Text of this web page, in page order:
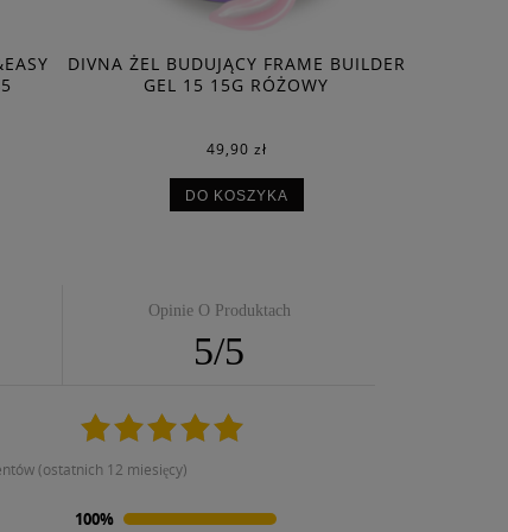
DIVNA ŻEL BUDUJĄCY FRAME BUILDER
GEL 15 15G RÓŻOWY
49,90 zł
DO KOSZYKA
Opinie O Produktach
5/5
(ostatnich 12 miesięcy)
100%